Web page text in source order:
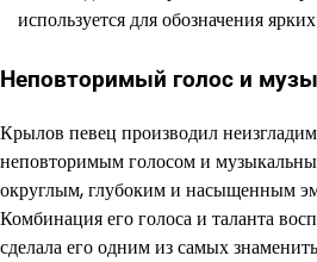
используется для обозначения
Неповторимый голос и
Крылов певец производил
неповторимым голосом и
округлым, глубоким и насыщенным
Комбинация его голоса и таланта
сделала его одним из самых